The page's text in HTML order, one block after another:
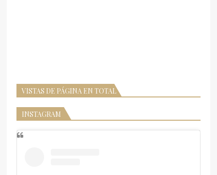
VISTAS DE PÁGINA EN TOTAL
INSTAGRAM